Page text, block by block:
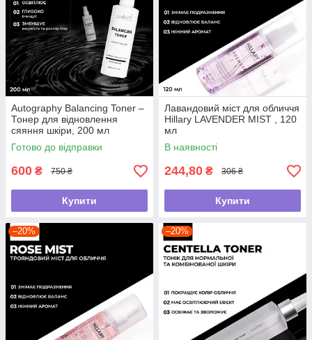
Autography Balancing Toner –
Тонер для відновлення
сяяння шкіри, 200 мл
Готово до відправки
600 ₴ 750 ₴
Купити
Лавандовий міст для обличчя
Hillary LAVENDER MIST , 120
мл
В наявності
244,80 ₴ 306 ₴
Купити
–20% –20%